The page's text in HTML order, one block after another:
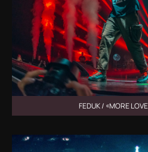
FEDUK / «MORE